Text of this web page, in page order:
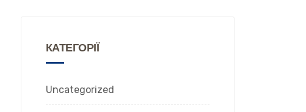
КАТЕГОРІЇ
Uncategorized